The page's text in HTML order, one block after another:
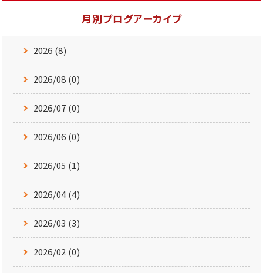
月別ブログアーカイブ
2026 (8)
2026/08 (0)
2026/07 (0)
2026/06 (0)
2026/05 (1)
2026/04 (4)
2026/03 (3)
2026/02 (0)